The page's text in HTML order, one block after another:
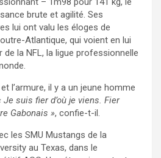
brute et agilité. Ses
lui ont valu les éloges de
Atlantique, qui voient en lui
la NFL, la ligue professionnelle
l’armure, il y a un jeune homme
Je suis fier d’où je viens. Fier
Gabonais », confie-t-il.
les SMU Mustangs de la
au Texas, dans le